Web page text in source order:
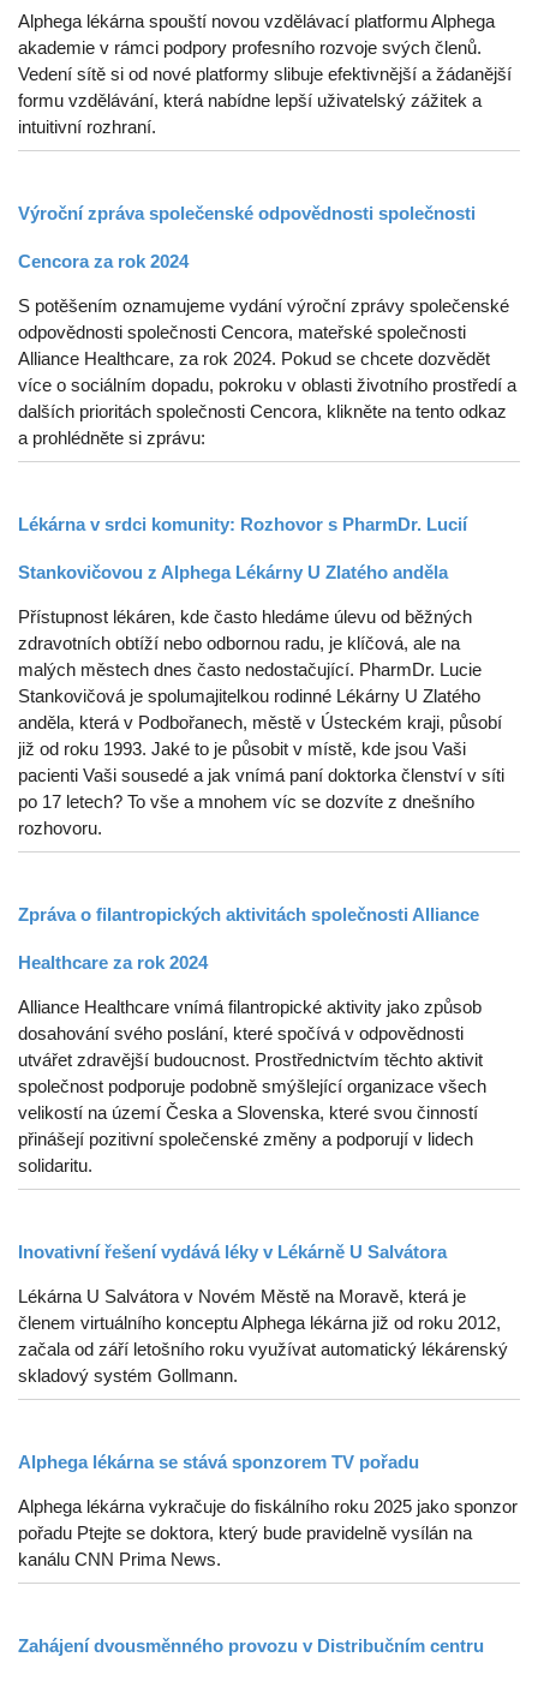
Alphega lékárna spouští novou vzdělávací platformu Alphega
akademie v rámci podpory profesního rozvoje svých členů.
Vedení sítě si od nové platformy slibuje efektivnější a žádanější
formu vzdělávání, která nabídne lepší uživatelský zážitek a
intuitivní rozhraní.
Výroční zpráva společenské odpovědnosti společnosti
Cencora za rok 2024
S potěšením oznamujeme vydání výroční zprávy společenské
odpovědnosti společnosti Cencora, mateřské společnosti
Alliance Healthcare, za rok 2024. Pokud se chcete dozvědět
více o sociálním dopadu, pokroku v oblasti životního prostředí a
dalších prioritách společnosti Cencora, klikněte na tento odkaz
a prohlédněte si zprávu:
Lékárna v srdci komunity: Rozhovor s PharmDr. Lucií
Stankovičovou z Alphega Lékárny U Zlatého anděla
Přístupnost lékáren, kde často hledáme úlevu od běžných
zdravotních obtíží nebo odbornou radu, je klíčová, ale na
malých městech dnes často nedostačující. PharmDr. Lucie
Stankovičová je spolumajitelkou rodinné Lékárny U Zlatého
anděla, která v Podbořanech, městě v Ústeckém kraji, působí
již od roku 1993. Jaké to je působit v místě, kde jsou Vaši
pacienti Vaši sousedé a jak vnímá paní doktorka členství v síti
po 17 letech? To vše a mnohem víc se dozvíte z dnešního
rozhovoru.
Zpráva o filantropických aktivitách společnosti Alliance
Healthcare za rok 2024
Alliance Healthcare vnímá filantropické aktivity jako způsob
dosahování svého poslání, které spočívá v odpovědnosti
utvářet zdravější budoucnost. Prostřednictvím těchto aktivit
společnost podporuje podobně smýšlející organizace všech
velikostí na území Česka a Slovenska, které svou činností
přinášejí pozitivní společenské změny a podporují v lidech
solidaritu.
Inovativní řešení vydává léky v Lékárně U Salvátora
Lékárna U Salvátora v Novém Městě na Moravě, která je
členem virtuálního konceptu Alphega lékárna již od roku 2012,
začala od září letošního roku využívat automatický lékárenský
skladový systém Gollmann.
Alphega lékárna se stává sponzorem TV pořadu
Alphega lékárna vykračuje do fiskálního roku 2025 jako sponzor
pořadu Ptejte se doktora, který bude pravidelně vysílán na
kanálu CNN Prima News.
Zahájení dvousměnného provozu v Distribučním centru